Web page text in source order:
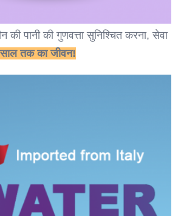
की पानी की गुणवत्ता सुनिश्चित करना, सेवा
तक का जीवन!